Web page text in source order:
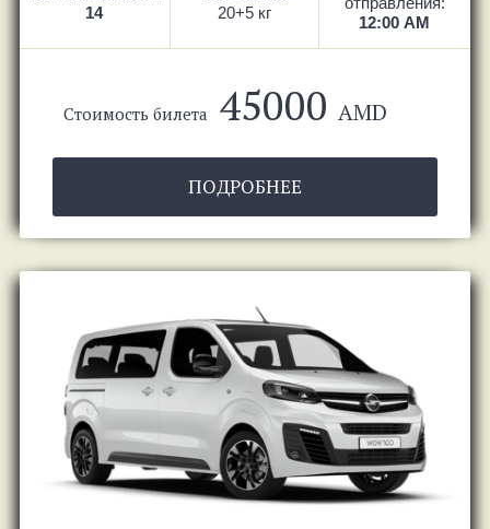
14
20+5 кг
12:00 AM
Стоимость билета 45000 AMD
ПОДРОБНЕЕ